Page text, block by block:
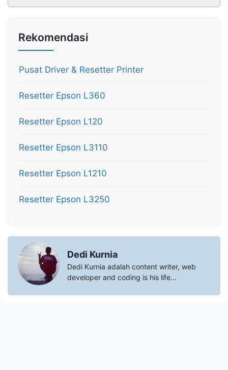
Rekomendasi
Pusat Driver & Resetter Printer
Resetter Epson L360
Resetter Epson L120
Resetter Epson L3110
Resetter Epson L1210
Resetter Epson L3250
Dedi Kurnia
Dedi Kurnia adalah content writer, web
developer and coding is his life...